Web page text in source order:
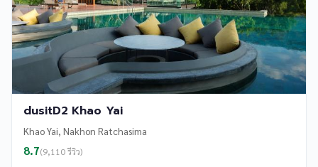
dusitD2 Khao Yai
Khao Yai, Nakhon Ratchasima
8.7(9,110 รีวิว)